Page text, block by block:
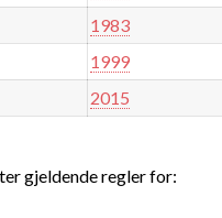
1983
1999
2015
gjeldende regler for: